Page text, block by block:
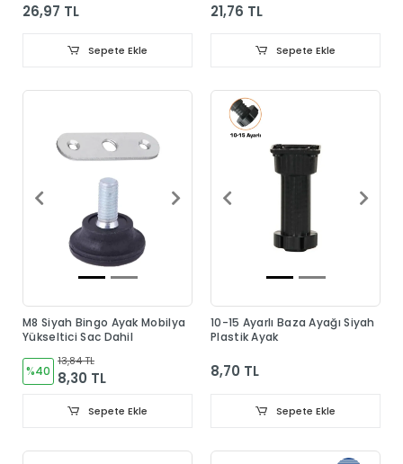
26,97 TL
Sepete Ekle
21,76 TL
Sepete Ekle
M8 Siyah Bingo Ayak Mobilya
Yükseltici Sac Dahil
%40
13,84 TL
8,30 TL
Sepete Ekle
10-15 Ayarlı Baza Ayağı Siyah
Plastik Ayak
8,70 TL
Sepete Ekle